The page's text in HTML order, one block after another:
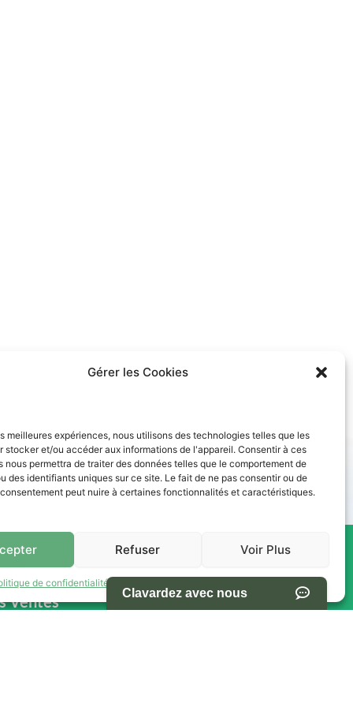
Gérer les Cookies
meilleures expériences, nous utilisons des technologies telles que les
stocker et/ou accéder aux informations de l'appareil. Consentir à ces
nous permettra de traiter des données telles que le comportement de
des identifiants uniques sur ce site. Le fait de ne pas consentir ou de
peut nuire à certaines fonctionnalités et caractéristiques.
Refuser Voir Plus
de confidentialité
abordables. Nos conseillers vous accompagnent
-
Ventes
NAVIGATION